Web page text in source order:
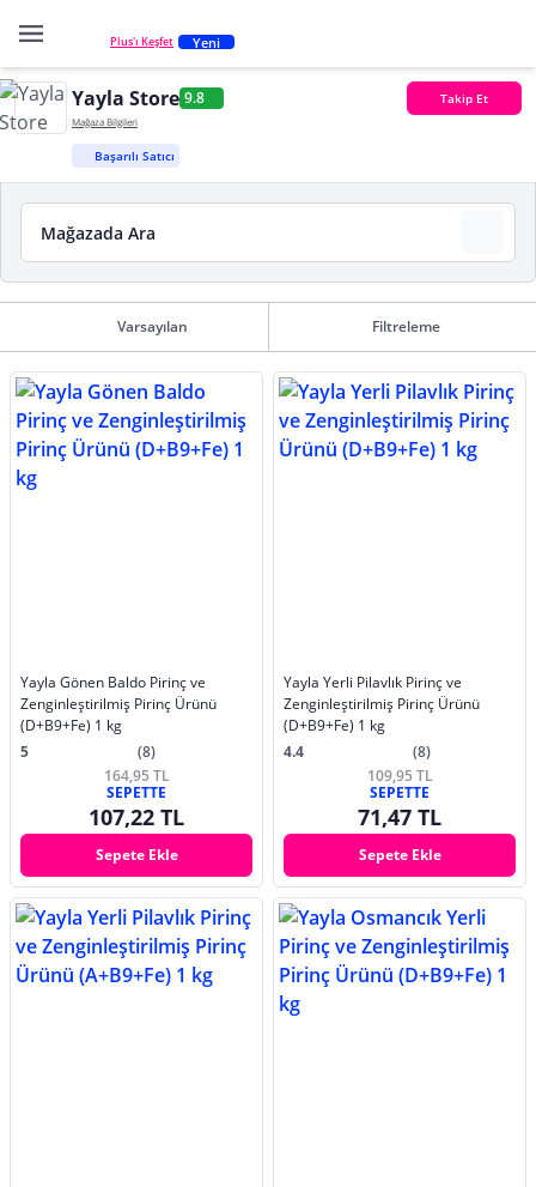
Plus'ı Keşfet Yeni
Yayla Store 9.8 Takip Et
Mağaza Bilgileri
Başarılı Satıcı
Varsayılan Filtreleme
Yayla Gönen Baldo Pirinç ve
Zenginleştirilmiş Pirinç Ürünü
(D+B9+Fe) 1 kg
5
(8)
164,95 TL
SEPETTE
107,22 TL
Sepete Ekle
Yayla Yerli Pilavlık Pirinç ve
Zenginleştirilmiş Pirinç Ürünü
(D+B9+Fe) 1 kg
4.4
(8)
109,95 TL
SEPETTE
71,47 TL
Sepete Ekle